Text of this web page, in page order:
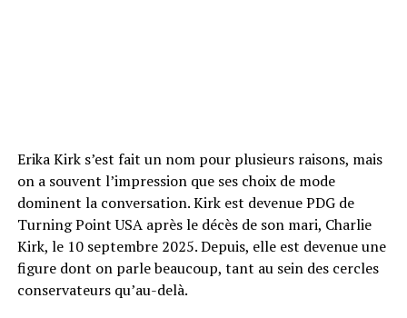
Erika Kirk s’est fait un nom pour plusieurs raisons, mais
on a souvent l’impression que ses choix de mode
dominent la conversation. Kirk est devenue PDG de
Turning Point USA après le décès de son mari, Charlie
Kirk, le 10 septembre 2025. Depuis, elle est devenue une
figure dont on parle beaucoup, tant au sein des cercles
conservateurs qu’au-delà.